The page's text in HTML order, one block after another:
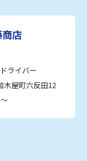
店
ライバー
木屋町六反田12